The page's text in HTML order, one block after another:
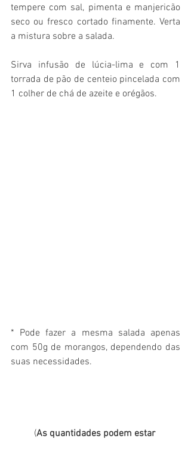
tempere com sal, pimenta e manjericão
seco ou fresco cortado finamente. Verta
a mistura sobre a salada.
Sirva infusão de lúcia-lima e com 1
torrada de pão de centeio pincelada com
1 colher de chá de azeite e orégãos.
* Pode fazer a mesma salada apenas
com 50g de morangos, dependendo das
suas necessidades.
(As quantidades podem estar